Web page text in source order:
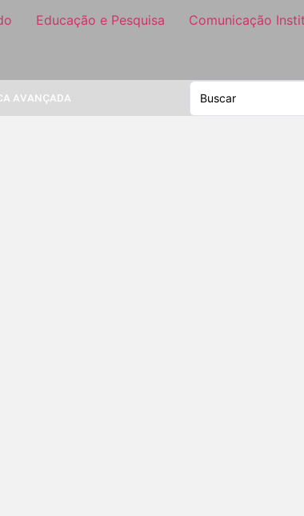
Educação e Pesquisa Comunicação
AVANÇADA